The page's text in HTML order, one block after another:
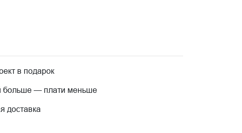
в подарок
больше — плати меньше
доставка